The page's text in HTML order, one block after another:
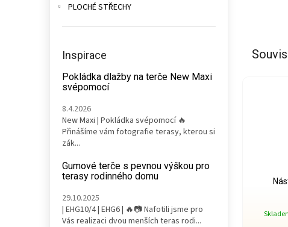
PLOCHÉ STŘECHY
Inspirace
Pokládka dlažby na terče New Maxi
svépomocí
8.4.2026
New Maxi | Pokládka svépomocí 🔥
Přinášíme vám fotografie terasy, kterou si
zák...
Gumové terče s pevnou výškou pro
terasy rodinného domu
29.10.2025
| EHG10/4 | EHG6 | 🔥📷 Nafotili jsme pro
Vás realizaci dvou menších teras rodi...